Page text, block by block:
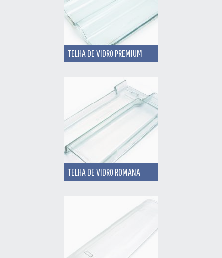
TELHA DE VIDRO PREMIUM
TELHA DE VIDRO ROMANA